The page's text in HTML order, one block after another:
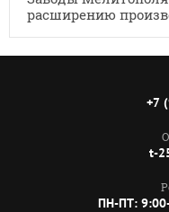
расширению
+7
t-
ПН-ПТ: